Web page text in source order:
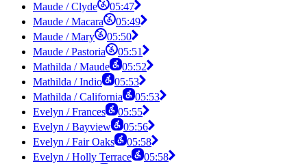
Maude / Clyde
05:47
Maude / Macara
05:49
Maude / Mary
05:50
Maude / Pastoria
05:51
Mathilda / Maude
05:52
Mathilda / Indio
05:53
Mathilda / California
05:53
Evelyn / Frances
05:55
Evelyn / Bayview
05:56
Evelyn / Fair Oaks
05:58
Evelyn / Holly Terrace
05:58